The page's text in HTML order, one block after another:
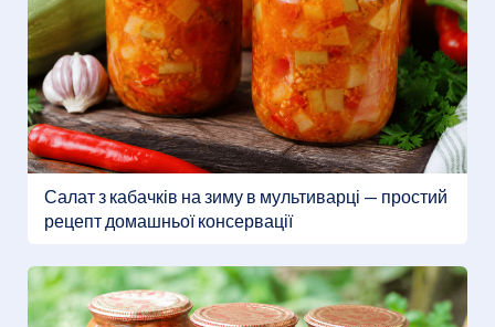
Салат з кабачків на зиму в мультиварці — простий
рецепт домашньої консервації